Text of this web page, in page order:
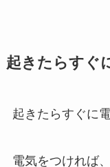
起きたらすぐ
起きたらすぐに
電気をつければ